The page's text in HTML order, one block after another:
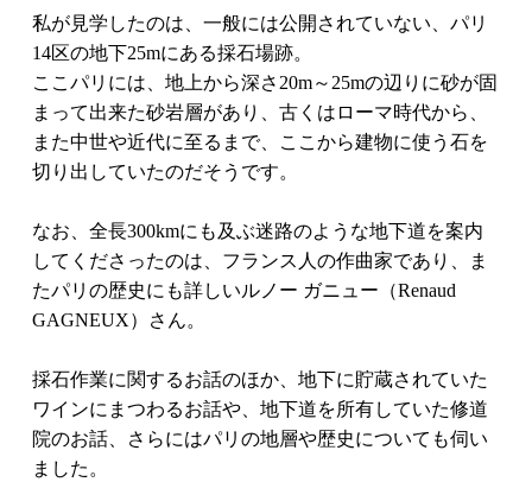
私が見学したのは、一般には公開されていない、パリ
14区の地下25mにある採石場跡。
ここパリには、地上から深さ20m～25mの辺りに砂が固
まって出来た砂岩層があり、古くはローマ時代から、
また中世や近代に至るまで、ここから建物に使う石を
切り出していたのだそうです。
なお、全長300kmにも及ぶ迷路のような地下道を案内
してくださったのは、フランス人の作曲家であり、ま
たパリの歴史にも詳しいルノー ガニュー（Renaud
GAGNEUX）さん。
採石作業に関するお話のほか、地下に貯蔵されていた
ワインにまつわるお話や、地下道を所有していた修道
院のお話、さらにはパリの地層や歴史についても伺い
ました。